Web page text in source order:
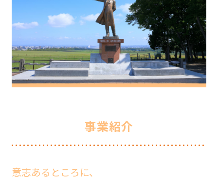
事業紹介
意志あるところに、